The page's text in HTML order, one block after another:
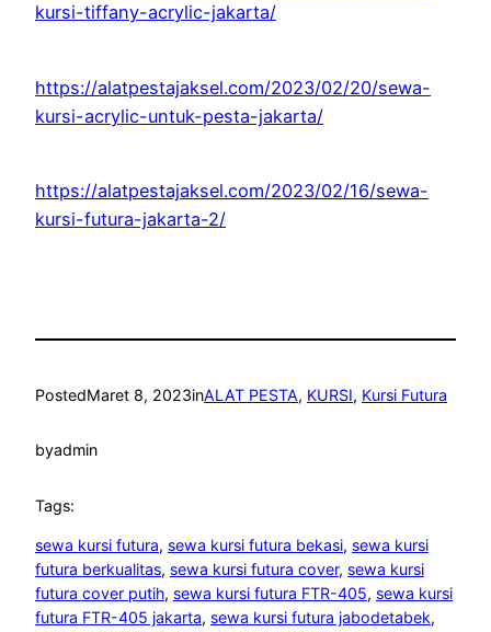
kursi-tiffany-acrylic-jakarta/
https://alatpestajaksel.com/2023/02/20/sewa-
kursi-acrylic-untuk-pesta-jakarta/
https://alatpestajaksel.com/2023/02/16/sewa-
kursi-futura-jakarta-2/
PostedMaret 8, 2023inALAT PESTA, KURSI, Kursi Futura
byadmin
Tags:
sewa kursi futura, sewa kursi futura bekasi, sewa kursi
futura berkualitas, sewa kursi futura cover, sewa kursi
futura cover putih, sewa kursi futura FTR-405, sewa kursi
futura FTR-405 jakarta, sewa kursi futura jabodetabek